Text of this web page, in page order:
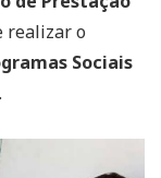
realizar o
Sociais